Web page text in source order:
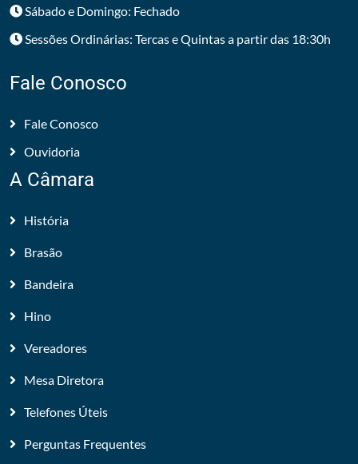
Sábado e Domingo: Fechado
Sessões Ordinárias: Tercas e Quintas a partir das 18:30h
Fale Conosco
Fale Conosco
Ouvidoria
A Câmara
História
Brasão
Bandeira
Hino
Vereadores
Mesa Diretora
Telefones Úteis
Perguntas Frequentes